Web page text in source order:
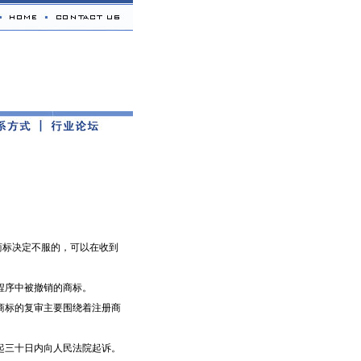
决定不服的，可以在收到
中被撤销的商标。
的复审主要围绕着注册商
十日内向人民法院起诉。